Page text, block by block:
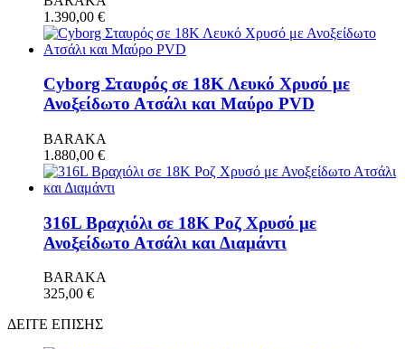
1.390,00 €
Cyborg Σταυρός σε 18Κ Λευκό Χρυσό με
Ανοξείδωτο Ατσάλι και Μαύρο PVD
BARAKA
1.880,00 €
316L Βραχιόλι σε 18Κ Ροζ Χρυσό με
Ανοξείδωτο Ατσάλι και Διαμάντι
BARAKA
325,00 €
ΔΕΙΤΕ ΕΠΙΣΗΣ